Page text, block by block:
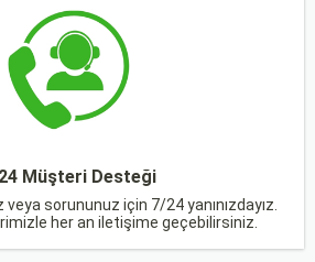
Müşteri Desteği
sorununuz için 7/24 yanınızdayız.
her an iletişime geçebilirsiniz.